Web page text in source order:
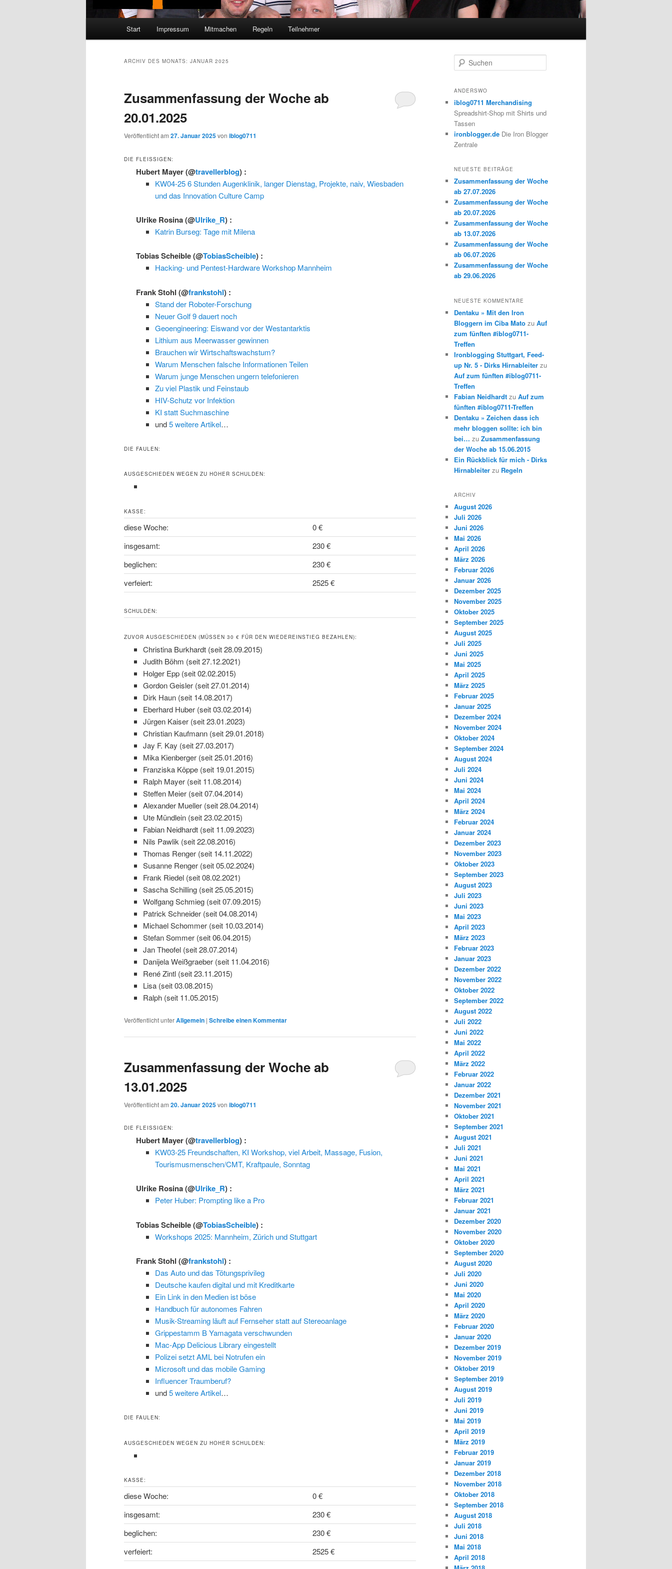
Start Impressum Mitmachen Regeln Teilnehmer
ARCHIV DES MONATS: JANUAR 2025
Zusammenfassung der Woche ab
20.01.2025
Veröffentlicht am 27. Januar 2025von iblog0711
DIE FLEISSIGEN:
Hubert Mayer(@travellerblog) :
KW04-25 6 Stunden Augenklinik, langer Dienstag, Projekte, naiv, Wiesbaden
und das Innovation Culture Camp
Ulrike Rosina(@Ulrike_R) :
Katrin Burseg: Tage mit Milena
Tobias Scheible(@TobiasScheible) :
Hacking- und Pentest-Hardware Workshop Mannheim
Frank Stohl(@frankstohl) :
Stand der Roboter-Forschung
Neuer Golf 9 dauert noch
Geoengineering: Eiswand vor der Westantarktis
Lithium aus Meerwasser gewinnen
Brauchen wir Wirtschaftswachstum?
Warum Menschen falsche Informationen Teilen
Warum junge Menschen ungern telefonieren
Zu viel Plastik und Feinstaub
HIV-Schutz vor Infektion
KI statt Suchmaschine
und5 weitere Artikel…
DIE FAULEN:
AUSGESCHIEDEN WEGEN ZU HOHER SCHULDEN:
KASSE:
diese Woche:
0 €
insgesamt:
230 €
beglichen:
230 €
verfeiert:
2525 €
SCHULDEN:
ZUVOR AUSGESCHIEDEN (MÜSSEN 30 € FÜR DEN WIEDEREINSTIEG BEZAHLEN):
Christina Burkhardt (seit 28.09.2015)
Judith Böhm (seit 27.12.2021)
Holger Epp (seit 02.02.2015)
Gordon Geisler (seit 27.01.2014)
Dirk Haun (seit 14.08.2017)
Eberhard Huber (seit 03.02.2014)
Jürgen Kaiser (seit 23.01.2023)
Christian Kaufmann (seit 29.01.2018)
Jay F. Kay (seit 27.03.2017)
Mika Kienberger (seit 25.01.2016)
Franziska Köppe (seit 19.01.2015)
Ralph Mayer (seit 11.08.2014)
Steffen Meier (seit 07.04.2014)
Alexander Mueller (seit 28.04.2014)
Ute Mündlein (seit 23.02.2015)
Fabian Neidhardt (seit 11.09.2023)
Nils Pawlik (seit 22.08.2016)
Thomas Renger (seit 14.11.2022)
Susanne Renger (seit 05.02.2024)
Frank Riedel (seit 08.02.2021)
Sascha Schilling (seit 25.05.2015)
Wolfgang Schmieg (seit 07.09.2015)
Patrick Schneider (seit 04.08.2014)
Michael Schommer (seit 10.03.2014)
Stefan Sommer (seit 06.04.2015)
Jan Theofel (seit 28.07.2014)
Danijela Weißgraeber (seit 11.04.2016)
René Zintl (seit 23.11.2015)
Lisa (seit 03.08.2015)
Ralph (seit 11.05.2015)
Veröffentlicht unterAllgemein | Schreibe einen Kommentar
Zusammenfassung der Woche ab
13.01.2025
Veröffentlicht am 20. Januar 2025von iblog0711
DIE FLEISSIGEN:
Hubert Mayer(@travellerblog) :
KW03-25 Freundschaften, KI Workshop, viel Arbeit, Massage, Fusion,
Tourismusmenschen/CMT, Kraftpaule, Sonntag
Ulrike Rosina(@Ulrike_R) :
Peter Huber: Prompting like a Pro
Tobias Scheible(@TobiasScheible) :
Workshops 2025: Mannheim, Zürich und Stuttgart
Frank Stohl(@frankstohl) :
Das Auto und das Tötungsprivileg
Deutsche kaufen digital und mit Kreditkarte
Ein Link in den Medien ist böse
Handbuch für autonomes Fahren
Musik-Streaming läuft auf Fernseher statt auf Stereoanlage
Grippestamm B Yamagata verschwunden
Mac-App Delicious Library eingestellt
Polizei setzt AML bei Notrufen ein
Microsoft und das mobile Gaming
Influencer Traumberuf?
und5 weitere Artikel…
DIE FAULEN:
AUSGESCHIEDEN WEGEN ZU HOHER SCHULDEN:
KASSE:
diese Woche:
0 €
insgesamt:
230 €
beglichen:
230 €
verfeiert:
2525 €
u
h
n
ANDERSWO
iblog0711 Merchandising
Spreadshirt-Shop mit Shirts und
Tassen
ironblogger.de Die Iron Blogger
Zentrale
NEUESTE BEITRÄGE
Zusammenfassung der Woche
ab 27.07.2026
Zusammenfassung der Woche
ab 20.07.2026
Zusammenfassung der Woche
ab 13.07.2026
Zusammenfassung der Woche
ab 06.07.2026
Zusammenfassung der Woche
ab 29.06.2026
NEUESTE KOMMENTARE
Dentaku » Mit den Iron
Bloggern im Ciba Mato zu Auf
zum fünften #iblog0711-
Treffen
Ironblogging Stuttgart, Feed-
up Nr. 5 - Dirks Hirnableiter zu
Auf zum fünften #iblog0711-
Treffen
Fabian Neidhardt zu Auf zum
fünften #iblog0711-Treffen
Dentaku » Zeichen dass ich
mehr bloggen sollte: ich bin
bei… zu Zusammenfassung
der Woche ab 15.06.2015
Ein Rückblick für mich - Dirks
Hirnableiter zu Regeln
ARCHIV
August 2026
Juli 2026
Juni 2026
Mai 2026
April 2026
März 2026
Februar 2026
Januar 2026
Dezember 2025
November 2025
Oktober 2025
September 2025
August 2025
Juli 2025
Juni 2025
Mai 2025
April 2025
März 2025
Februar 2025
Januar 2025
Dezember 2024
November 2024
Oktober 2024
September 2024
August 2024
Juli 2024
Juni 2024
Mai 2024
April 2024
März 2024
Februar 2024
Januar 2024
Dezember 2023
November 2023
Oktober 2023
September 2023
August 2023
Juli 2023
Juni 2023
Mai 2023
April 2023
März 2023
Februar 2023
Januar 2023
Dezember 2022
November 2022
Oktober 2022
September 2022
August 2022
Juli 2022
Juni 2022
Mai 2022
April 2022
März 2022
Februar 2022
Januar 2022
Dezember 2021
November 2021
Oktober 2021
September 2021
August 2021
Juli 2021
Juni 2021
Mai 2021
April 2021
März 2021
Februar 2021
Januar 2021
Dezember 2020
November 2020
Oktober 2020
September 2020
August 2020
Juli 2020
Juni 2020
Mai 2020
April 2020
März 2020
Februar 2020
Januar 2020
Dezember 2019
November 2019
Oktober 2019
September 2019
August 2019
Juli 2019
Juni 2019
Mai 2019
April 2019
März 2019
Februar 2019
Januar 2019
Dezember 2018
November 2018
Oktober 2018
September 2018
August 2018
Juli 2018
Juni 2018
Mai 2018
April 2018